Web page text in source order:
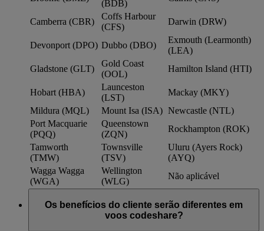
(BDB)
Camberra (CBR)
Coffs Harbour
(CFS)
Darwin (DRW)
Devonport (DPO) Dubbo (DBO)
Exmouth (Learmonth)
(LEA)
Gladstone (GLT)
Gold Coast
(OOL)
Hamilton Island (HTI)
Hobart (HBA)
Launceston
(LST)
Mackay (MKY)
Mildura (MQL)
Mount Isa (ISA) Newcastle (NTL)
Port Macquarie
(PQQ)
Queenstown
(ZQN)
Rockhampton (ROK)
Tamworth
(TMW)
Townsville
(TSV)
Uluru (Ayers Rock)
(AYQ)
Wagga Wagga
(WGA)
Wellington
(WLG)
Não aplicável
Os benefícios do cliente serão diferentes em
voos codeshare?